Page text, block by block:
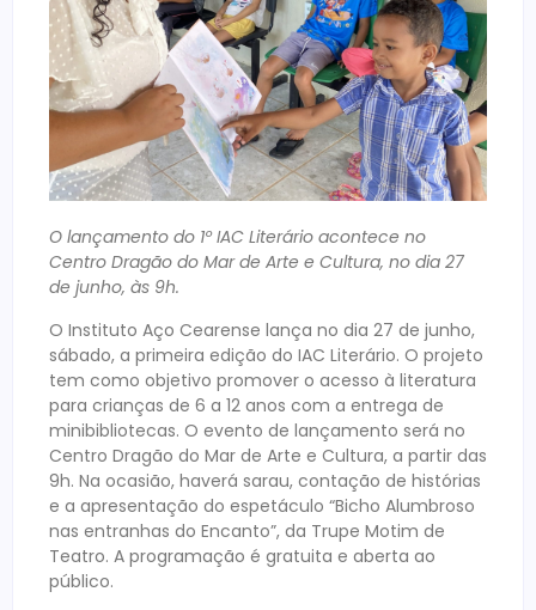
O lançamento do 1º IAC Literário acontece no
Centro Dragão do Mar de Arte e Cultura, no dia 27
de junho, às 9h.
O Instituto Aço Cearense lança no dia 27 de junho,
sábado, a primeira edição do IAC Literário. O projeto
tem como objetivo promover o acesso à literatura
para crianças de 6 a 12 anos com a entrega de
minibibliotecas. O evento de lançamento será no
Centro Dragão do Mar de Arte e Cultura, a partir das
9h. Na ocasião, haverá sarau, contação de histórias
e a apresentação do espetáculo “Bicho Alumbroso
nas entranhas do Encanto”, da Trupe Motim de
Teatro. A programação é gratuita e aberta ao
público.